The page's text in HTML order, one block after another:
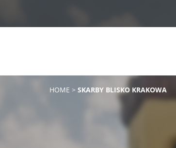
HOME > SKARBY BLISKO KRAKOWA